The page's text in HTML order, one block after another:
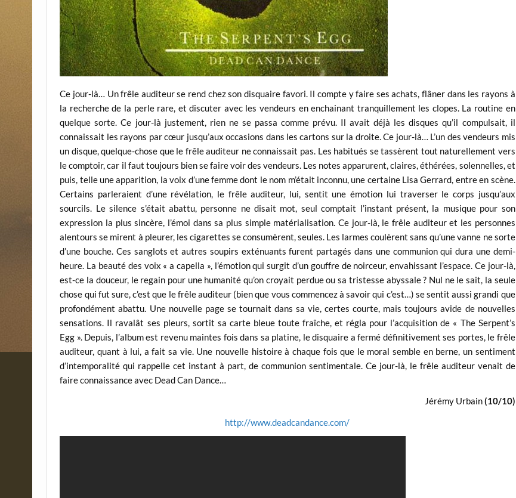
Ce jour-là… Un frêle auditeur se rend chez son disquaire favori. Il compte y faire ses achats, flâner dans les rayons à
la recherche de la perle rare, et discuter avec les vendeurs en enchainant tranquillement les clopes. La routine en
quelque sorte. Ce jour-là justement, rien ne se passa comme prévu. Il avait déjà les disques qu’il compulsait, il
connaissait les rayons par cœur jusqu’aux occasions dans les cartons sur la droite. Ce jour-là… L’un des vendeurs mis
un disque, quelque-chose que le frêle auditeur ne connaissait pas. Les habitués se tassèrent tout naturellement vers
le comptoir, car il faut toujours bien se faire voir des vendeurs. Les notes apparurent, claires, éthérées, solennelles, et
puis, telle une apparition, la voix d’une femme dont le nom m’était inconnu, une certaine Lisa Gerrard, entre en scène.
Certains parleraient d’une révélation, le frêle auditeur, lui, sentit une émotion lui traverser le corps jusqu’aux
sourcils. Le silence s’était abattu, personne ne disait mot, seul comptait l’instant présent, la musique pour son
expression la plus sincère, l’émoi dans sa plus simple matérialisation. Ce jour-là, le frêle auditeur et les personnes
alentours se mirent à pleurer, les cigarettes se consumèrent, seules. Les larmes coulèrent sans qu’une vanne ne sorte
d’une bouche. Ces sanglots et autres soupirs exténuants furent partagés dans une communion qui dura une demi-
heure. La beauté des voix « a capella », l’émotion qui surgit d’un gouffre de noirceur, envahissant l’espace. Ce jour-là,
est-ce la douceur, le regain pour une humanité qu’on croyait perdue ou sa tristesse abyssale ? Nul ne le sait, la seule
chose qui fut sure, c’est que le frêle auditeur (bien que vous commencez à savoir qui c’est…) se sentit aussi grandi que
profondément abattu. Une nouvelle page se tournait dans sa vie, certes courte, mais toujours avide de nouvelles
sensations. Il ravalât ses pleurs, sortit sa carte bleue toute fraîche, et régla pour l’acquisition de « The Serpent’s
Egg ». Depuis, l’album est revenu maintes fois dans sa platine, le disquaire a fermé définitivement ses portes, le frêle
auditeur, quant à lui, a fait sa vie. Une nouvelle histoire à chaque fois que le moral semble en berne, un sentiment
d’intemporalité qui rappelle cet instant à part, de communion sentimentale. Ce jour-là, le frêle auditeur venait de
faire connaissance avec Dead Can Dance…
Jérémy Urbain(10/10)
http://www.deadcandance.com/